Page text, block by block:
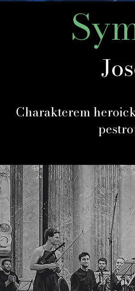
Charakterem